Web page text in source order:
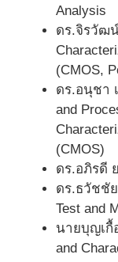
Analysis
ดร.จิรวัฒ
(CMOS,
ดร.อนุชา
and
(CMOS)
ดร.อภิรดี
ดร.ธวัชชั
Test and
นายบุญเกื้
and